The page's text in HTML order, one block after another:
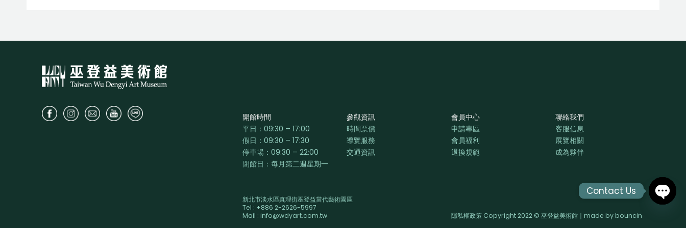
開館時間
平日：09:30 – 17:00
假日：09:30 – 17:30
停車場：09:30 – 22:00
閉館日：每月第二週星期一
參觀資訊
時間票價
導覽服務
交通資訊
會員中心
申請專區
會員福利
退換規範
聯絡我們
客服信息
展覽相關
成為夥伴
新北市淡水區真理街巫登益當代藝術園區
Tel : +886 2-2626-5997
Mail : info@wdyart.com.tw
隱私權政策 Copyright 2022 © 巫登益美術館｜made bybouncin
Contact Us